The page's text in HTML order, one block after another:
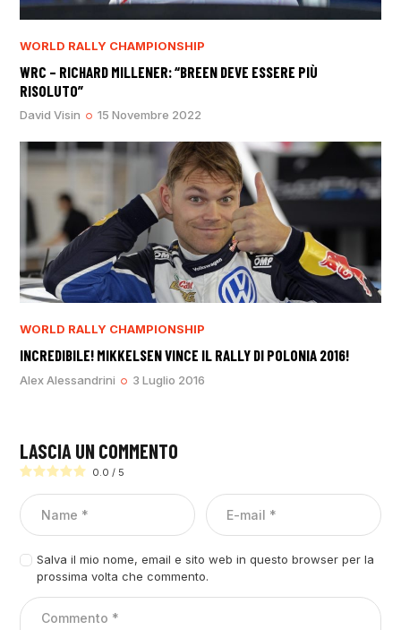
WORLD RALLY CHAMPIONSHIP
WRC – RICHARD MILLENER: “BREEN DEVE ESSERE PIÙ
RISOLUTO”
David Visin 15 Novembre 2022
WORLD RALLY CHAMPIONSHIP
INCREDIBILE! MIKKELSEN VINCE IL RALLY DI POLONIA 2016!
Alex Alessandrini 3 Luglio 2016
LASCIA UN COMMENTO
0.0 / 5
Salva il mio nome, email e sito web in questo browser per la
prossima volta che commento.